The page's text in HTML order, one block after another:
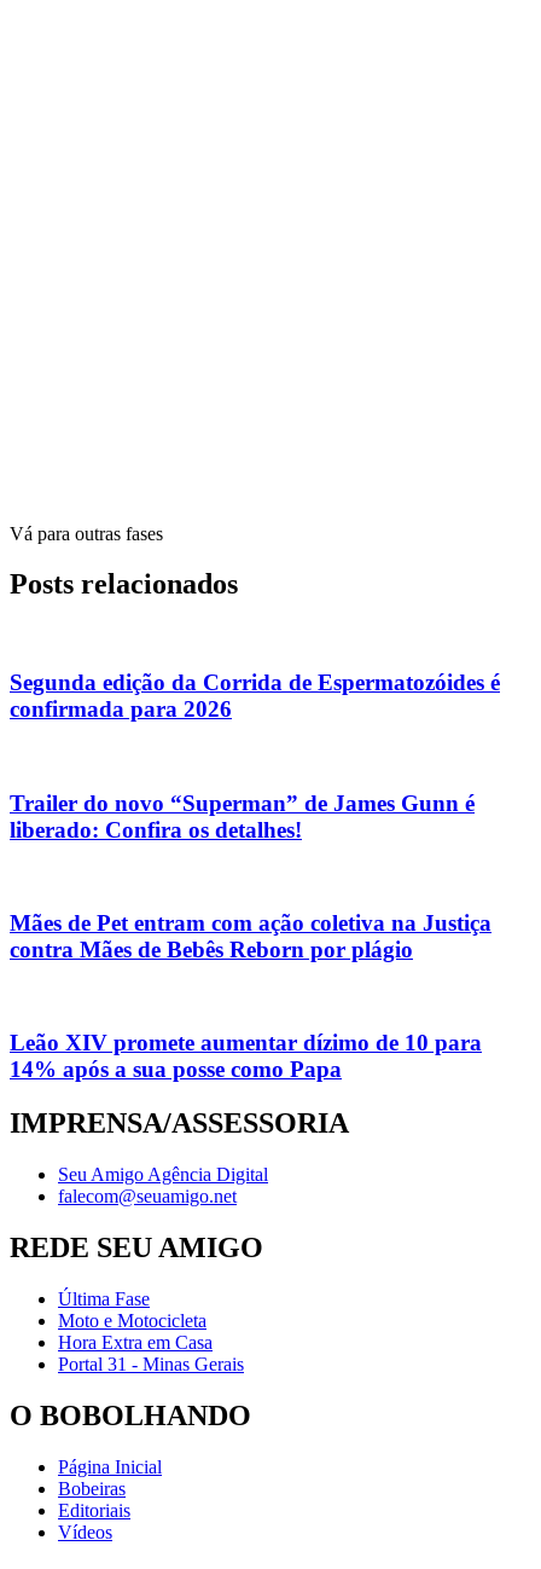
Vá para outras fases
Posts relacionados
Segunda edição da Corrida de Espermatozóides é
confirmada para 2026
Trailer do novo “Superman” de James Gunn é
liberado: Confira os detalhes!
Mães de Pet entram com ação coletiva na Justiça
contra Mães de Bebês Reborn por plágio
Leão XIV promete aumentar dízimo de 10 para
14% após a sua posse como Papa
IMPRENSA/ASSESSORIA
Seu Amigo Agência Digital
falecom@seuamigo.net
REDE SEU AMIGO
Última Fase
Moto e Motocicleta
Hora Extra em Casa
Portal 31 - Minas Gerais
O BOBOLHANDO
Página Inicial
Bobeiras
Editoriais
Vídeos